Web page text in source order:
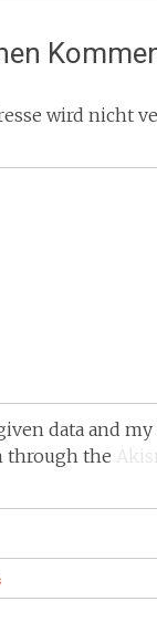
wird nicht
data and
through the